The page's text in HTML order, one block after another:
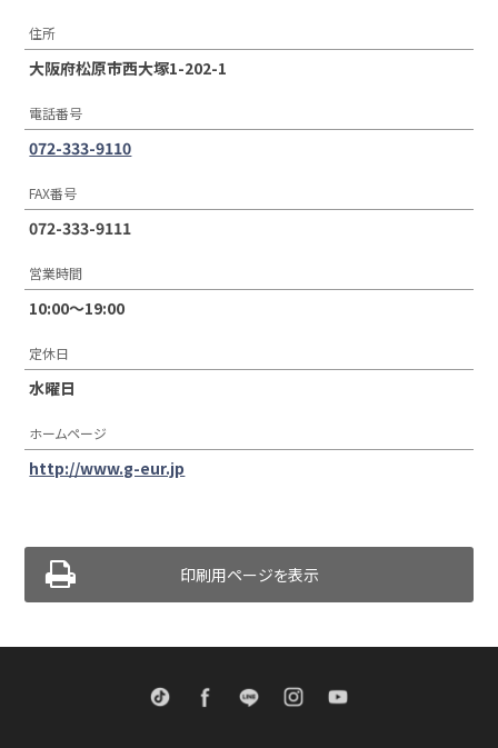
住所
大阪府松原市西大塚1-202-1
電話番号
072-333-9110
FAX番号
072-333-9111
営業時間
10:00〜19:00
定休日
水曜日
ホームページ
http://www.g-eur.jp
印刷用ページを表示
TikTok FacebookLINE